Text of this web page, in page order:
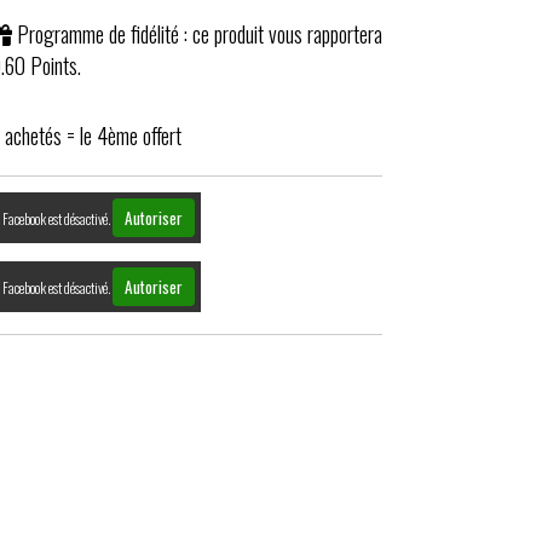
Programme de fidélité : ce produit vous rapportera
Points.
= le 4ème offert
Facebook est désactivé. Autoriser
Facebook est désactivé. Autoriser